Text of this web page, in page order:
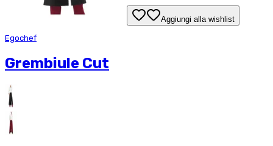
Aggiungi alla wishlist
Egochef
Grembiule Cut